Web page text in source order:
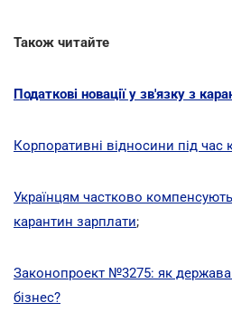
Також читайте
Податкові новації у зв'язку з
Корпоративні відносини під час
Українцям частково
карантин зарплати;
Законопроект №3275: як
бізнес?